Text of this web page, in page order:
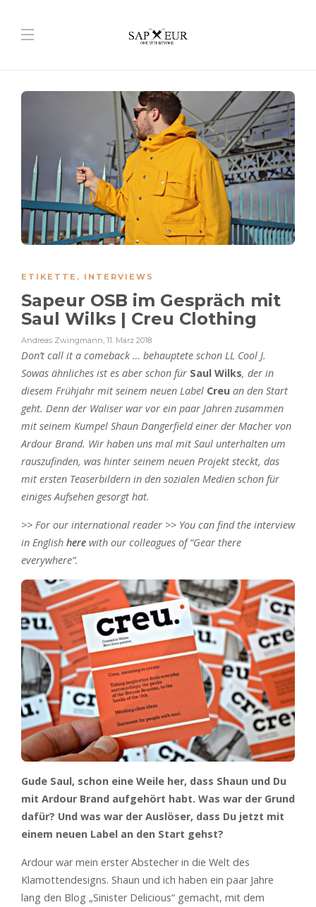
ETIKETTE , INTERVIEWS
Sapeur OSB im Gespräch mit
Saul Wilks | Creu Clothing
Andreas Zwingmann, 11. März 2018
Don’t call it a comeback … behauptete schon LL Cool J.
Sowas ähnliches ist es aber schon für Saul Wilks, der in
diesem Frühjahr mit seinem neuen Label Creu an den Start
geht. Denn der Waliser war vor ein paar Jahren zusammen
mit seinem Kumpel Shaun Dangerfield einer der Macher von
Ardour Brand. Wir haben uns mal mit Saul unterhalten um
rauszufinden, was hinter seinem neuen Projekt steckt, das
mit ersten Teaserbildern in den sozialen Medien schon für
einiges Aufsehen gesorgt hat.
>> For our international reader >> You can find the interview
in English here with our colleagues of “Gear there
everywhere”.
Gude Saul, schon eine Weile her, dass Shaun und Du
mit Ardour Brand aufgehört habt. Was war der Grund
dafür? Und was war der Auslöser, dass Du jetzt mit
einem neuen Label an den Start gehst?
Ardour war mein erster Abstecher in die Welt des
Klamottendesigns. Shaun und ich haben ein paar Jahre
lang den Blog „Sinister Delicious“ gemacht, mit dem